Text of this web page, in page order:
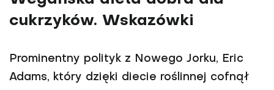
cukrzyków. Wskazówki
Prominentny polityk z Nowego Jorku, Eric
Adams, który dzięki diecie roślinnej cofnął